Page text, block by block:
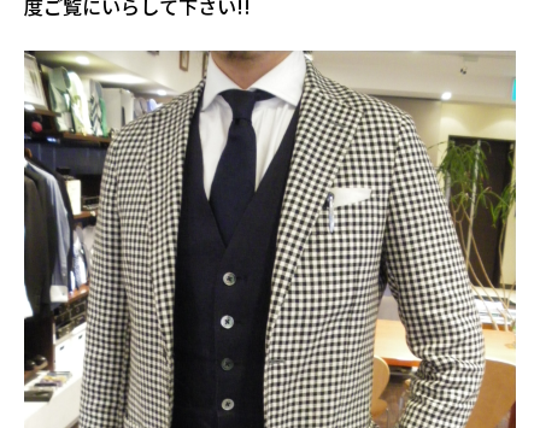
度ご覧にいらして下さい!!